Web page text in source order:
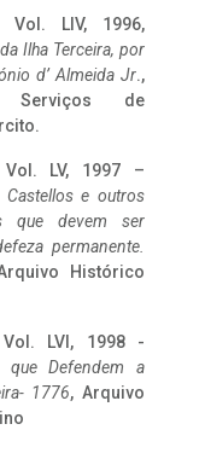
Vol. LIV, 1996,
Ilha Terceira, por
d’ Almeida Jr.,
Serviços de
LV, 1997 –
e outros
que devem ser
permanente.
Histórico
LVI, 1998 -
que Defendem a
1776, Arquivo